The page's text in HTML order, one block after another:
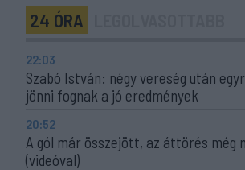
24 ÓRA
22:03
Szabó István: négy vereség után
jönni fognak a jó eredmények
20:52
A gól már összejött, az áttörés még
(videóval)